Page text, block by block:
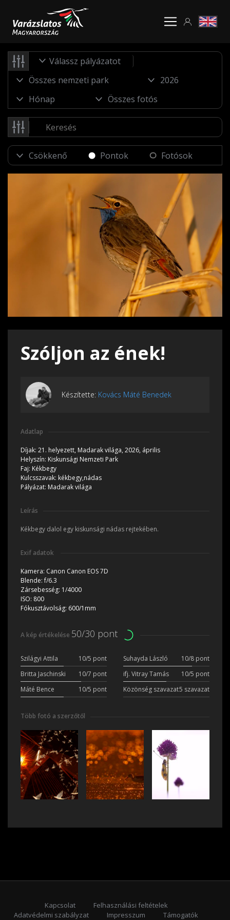
Válassz pályázatot
Pontok Fotósok
Szóljon az ének!
Készítette: Kovács Máté Benedek
Adatlap
Díjak: 21. helyezett, Madarak világa, 2026, április
Helyszín: Kiskunsági Nemzeti Park
Faj: Kékbegy
Kulcsszavak: kékbegy,nádas
Pályázat: Madarak világa
Leírás
Kékbegy dalol egy kiskunsági nádas rejtekében.
Exif adatok
Kamera: Canon Canon EOS 7D
Blende:f/6.3
Zársebesség: 1/4000
ISO: 800
Fókusztávolság: 600/1mm
A kép értékelése 50/30 pont
Szilágyi Attila 10/5 pont Suhayda László
10/8 pont
Britta Jaschinski
10/7 pont ifj. Vitray Tamás
10/5 pont
Máté Bence
10/5 pont Közönség szavazat5 szavazat
Több fotó a szerzőtől
Kapcsolat
Felhasználási feltételek
Adatvédelmi szabályzat
Impresszum Támogatók